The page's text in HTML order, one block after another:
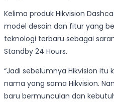
Kelima produk Hikvision
model desain dan fitur yang
teknologi terbaru sebagai
Standby 24 Hours.
“Jadi sebelumnya Hikvision itu
nama yang sama Hikvision.
baru bermunculan dan